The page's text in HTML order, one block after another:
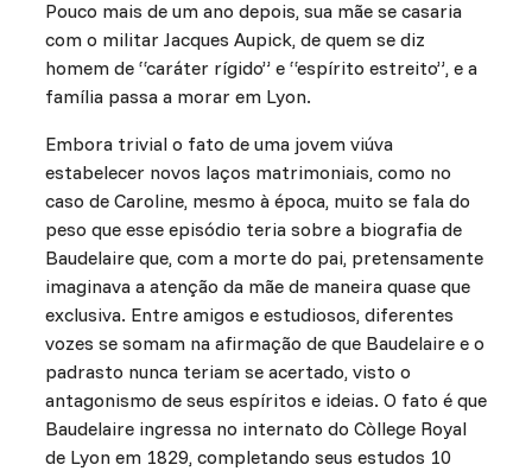
Pouco mais de um ano depois, sua mãe se casaria
com o militar Jacques Aupick, de quem se diz
homem de “caráter rígido” e “espírito estreito”, e a
família passa a morar em Lyon.
Embora trivial o fato de uma jovem viúva
estabelecer novos laços matrimoniais, como no
caso de Caroline, mesmo à época, muito se fala do
peso que esse episódio teria sobre a biografia de
Baudelaire que, com a morte do pai, pretensamente
imaginava a atenção da mãe de maneira quase que
exclusiva. Entre amigos e estudiosos, diferentes
vozes se somam na afirmação de que Baudelaire e o
padrasto nunca teriam se acertado, visto o
antagonismo de seus espíritos e ideias. O fato é que
Baudelaire ingressa no internato do Còllege Royal
de Lyon em 1829, completando seus estudos 10